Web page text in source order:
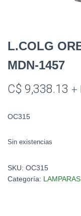
L.COLG
MDN-1457
C$ 9,338.13 +
OC315
Sin existencias
SKU: OC315
Categoría: